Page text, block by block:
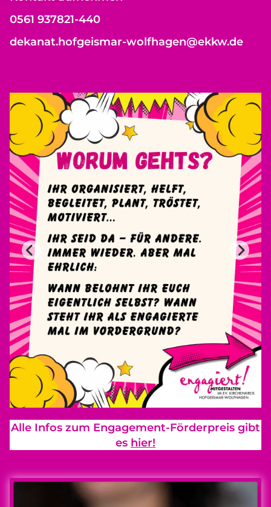
0561 937821-440
dekanat.hofgeismar-wolfhagen@ekkw.de
Alle Infos zum Engagement-Förderpreis gibt
es hier!